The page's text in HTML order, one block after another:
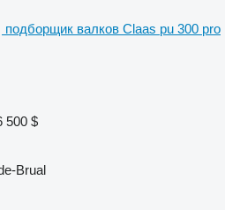
подборщик валков Claas pu 300 pro
500 $
Brual